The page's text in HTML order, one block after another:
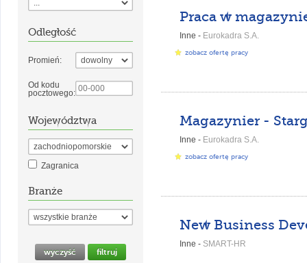
Odległość
Promień:
Od kodu
pocztowego:
Województwa
Zagranica
Branże
Praca w
Inne - Eurokadra S.A.
zobacz ofertę pracy
Magazynier -
Inne - Eurokadra S.A.
zobacz ofertę pracy
Inne - SMART-HR